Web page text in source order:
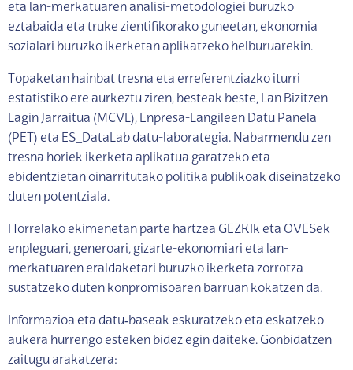
eta lan-merkatuaren analisi-metodologiei buruzko
eztabaida eta truke zientifikorako guneetan, ekonomia
sozialari buruzko ikerketan aplikatzeko helburuarekin.
Topaketan hainbat tresna eta erreferentziazko iturri
estatistiko ere aurkeztu ziren, besteak beste, Lan Bizitzen
Lagin Jarraitua (MCVL), Enpresa-Langileen Datu Panela
(PET) eta ES_DataLab datu-laborategia. Nabarmendu zen
tresna horiek ikerketa aplikatua garatzeko eta
ebidentzietan oinarritutako politika publikoak diseinatzeko
duten potentziala.
Horrelako ekimenetan parte hartzea GEZKIk eta OVESek
enpleguari, generoari, gizarte-ekonomiari eta lan-
merkatuaren eraldaketari buruzko ikerketa zorrotza
sustatzeko duten konpromisoaren barruan kokatzen da.
Informazioa eta datu‑baseak eskuratzeko eta eskatzeko
aukera hurrengo esteken bidez egin daiteke. Gonbidatzen
zaitugu arakatzera: